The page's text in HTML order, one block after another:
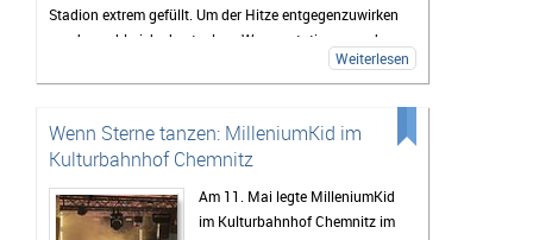
Stadion extrem gefüllt. Um der Hitze entgegenzuwirken
wurden zahlreiche kostenlose Wasserstationen und -
sprinkler installiert, Rettungsdecken ausgegeben und
das Wasser an den Verkaufsständen um 20% reduziert.
zahlreichen Rettungskräfte direkt vor Ort.
Als erster Voract startete der Rapper
welcher mit Sommerkleid und Wassereis die passende
musikalische Untermalung für den sich langsam
Weiterlesen
Wenn Sterne tanzen: MilleniumKid im
Kulturbahnhof Chemnitz
Am 11. Mai legte MilleniumKid
im Kulturbahnhof Chemnitz im